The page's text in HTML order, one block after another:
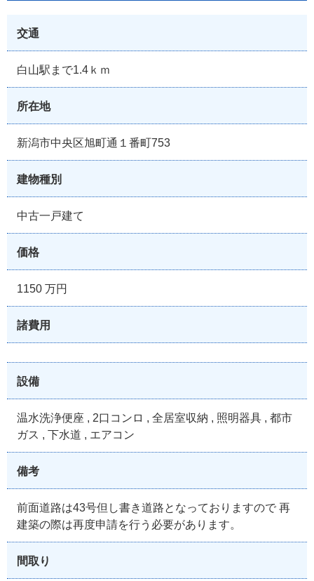
交通
白山駅まで1.4ｋｍ
所在地
新潟市中央区旭町通１番町753
建物種別
中古一戸建て
価格
1150 万円
諸費用
設備
温水洗浄便座 , 2口コンロ , 全居室収納 , 照明器具 , 都市
ガス , 下水道 , エアコン
備考
前面道路は43号但し書き道路となっておりますので 再
建築の際は再度申請を行う必要があります。
間取り